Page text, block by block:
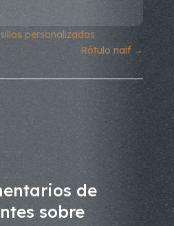
personalizadas
Rótulo naif →
de
sobre